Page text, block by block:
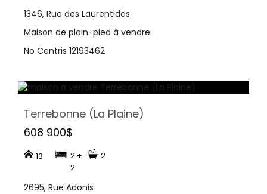
1346, Rue des Laurentides
Maison de plain-pied à vendre
No Centris 12193462
Terrebonne (La Plaine)
608 900$
13
2 +
2
2
2695, Rue Adonis